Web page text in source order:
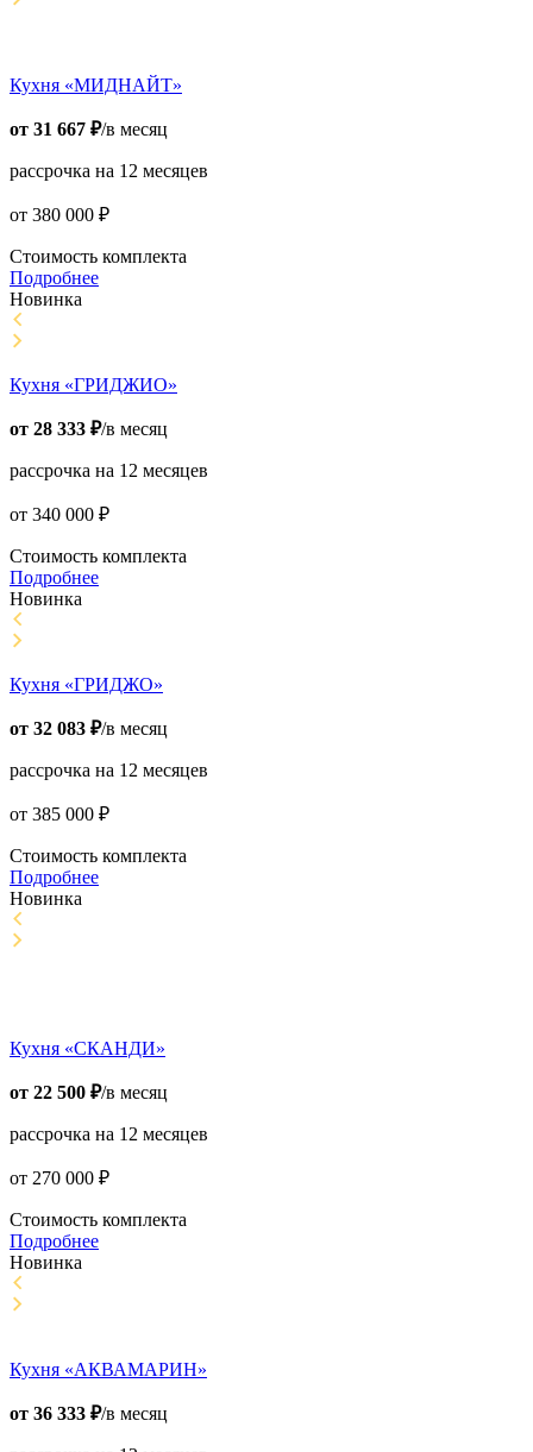
Кухня «МИДНАЙТ»
от 31 667 ₽/в месяц
рассрочка на 12 месяцев
от 380 000 ₽
Стоимость комплекта
Подробнее
Новинка
Кухня «ГРИДЖИО»
от 28 333 ₽/в месяц
рассрочка на 12 месяцев
от 340 000 ₽
Стоимость комплекта
Подробнее
Новинка
Кухня «ГРИДЖО»
от 32 083 ₽/в месяц
рассрочка на 12 месяцев
от 385 000 ₽
Стоимость комплекта
Подробнее
Новинка
Кухня «СКАНДИ»
от 22 500 ₽/в месяц
рассрочка на 12 месяцев
от 270 000 ₽
Стоимость комплекта
Подробнее
Новинка
Кухня «АКВАМАРИН»
от 36 333 ₽/в месяц